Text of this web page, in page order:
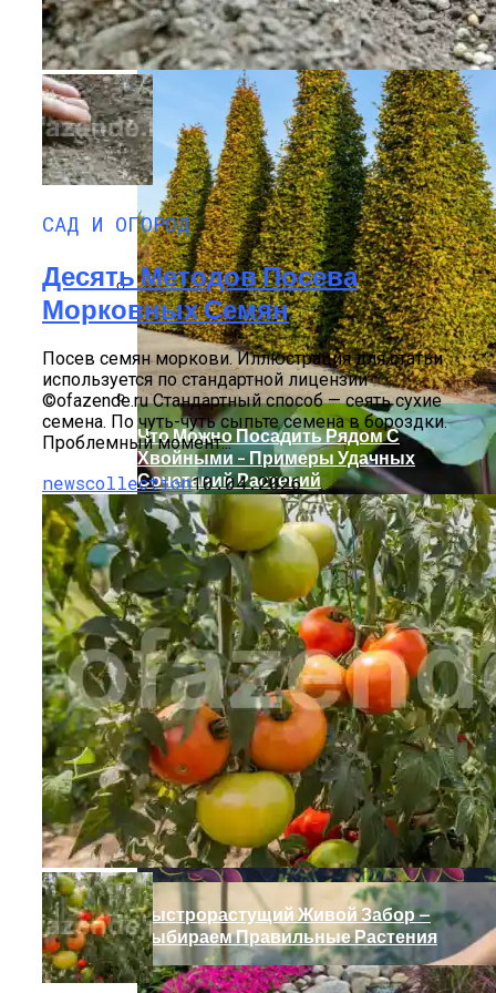
Чтобы Морковка Была Сладкой И
Хрустящей
Как Угодить Свекле
Что Можно Посадить Рядом С
Хвойными – Примеры Удачных
Сочетаний Растений
Быстрорастущий Живой Забор —
Выбираем Правильные Растения
САД И ОГОРОД
Десять Методов Посева
Морковных Семян
Посев семян моркови. Иллюстрация для статьи
используется по стандартной лицензии
©ofazende.ru Стандартный способ — сеять сухие
семена. По чуть-чуть сыпьте семена в бороздки.
Проблемный момент...
newscollection10.04.2026